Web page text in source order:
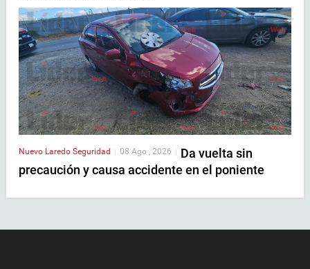
Nuevo Laredo Seguridad | 08 Ago , 2026 | Da vuelta sin
precaución y causa accidente en el poniente